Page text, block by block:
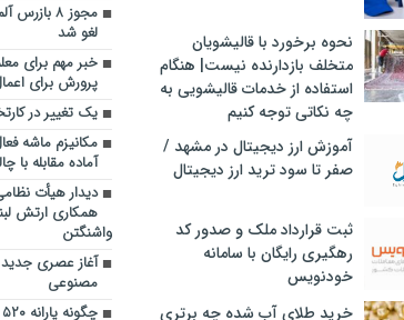
نحوه برخورد با قالیشویان
متخلف بازدارنده نیست| هنگام
استفاده از خدمات قالیشویی به
چه نکاتی توجه کنیم
آموزش ارز دیجیتال در مشهد /
صفر تا سود ترید ارز دیجیتال
ثبت قرارداد ملک و صدور کد
رهگیری رایگان با سامانه
خودنویس
خرید طلای آب شده چه برتری
مجوز ۸
لغو شد
خبر مهم برای
پرورش برای
یک تغییر در
مکانیزم ماشه
آماده مقابله
دیدار هیأت
همکاری ارتش
واشنگتن
آغاز عصری
مصنوعی
چگونه یارانه ۵۲۰ هزار تومانی دریافت کنیم؟